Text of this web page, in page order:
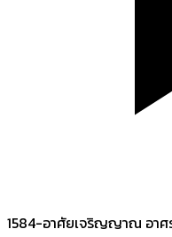
1584-อาศัยเจริญญาณ อาศ